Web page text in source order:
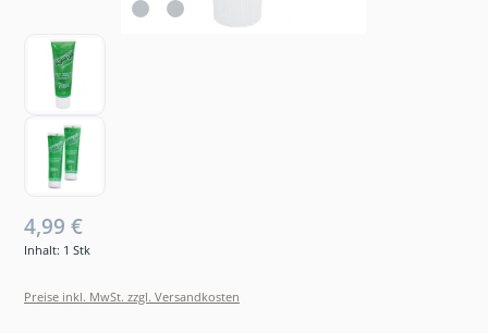
4,99 €
Inhalt: 1 Stk
Preise inkl. MwSt. zzgl. Versandkosten